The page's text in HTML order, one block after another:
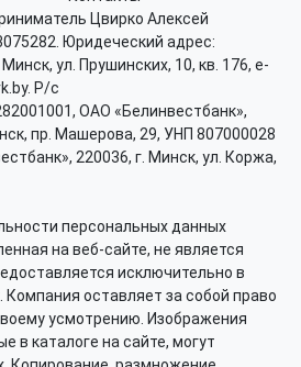
Цвирко Алексей
Юридеческий адрес:
ул. Прушинских, 10, кв. 176, e-
Р/с
ОАО «Белинвестбанк»,
пр. Машерова, 29, УНП 807000028
220036, г. Минск, ул. Коржа,
персональных данных
на веб-сайте, не является
исключительно в
оставляет за собой право
усмотрению. Изображения
в каталоге на сайте, могут